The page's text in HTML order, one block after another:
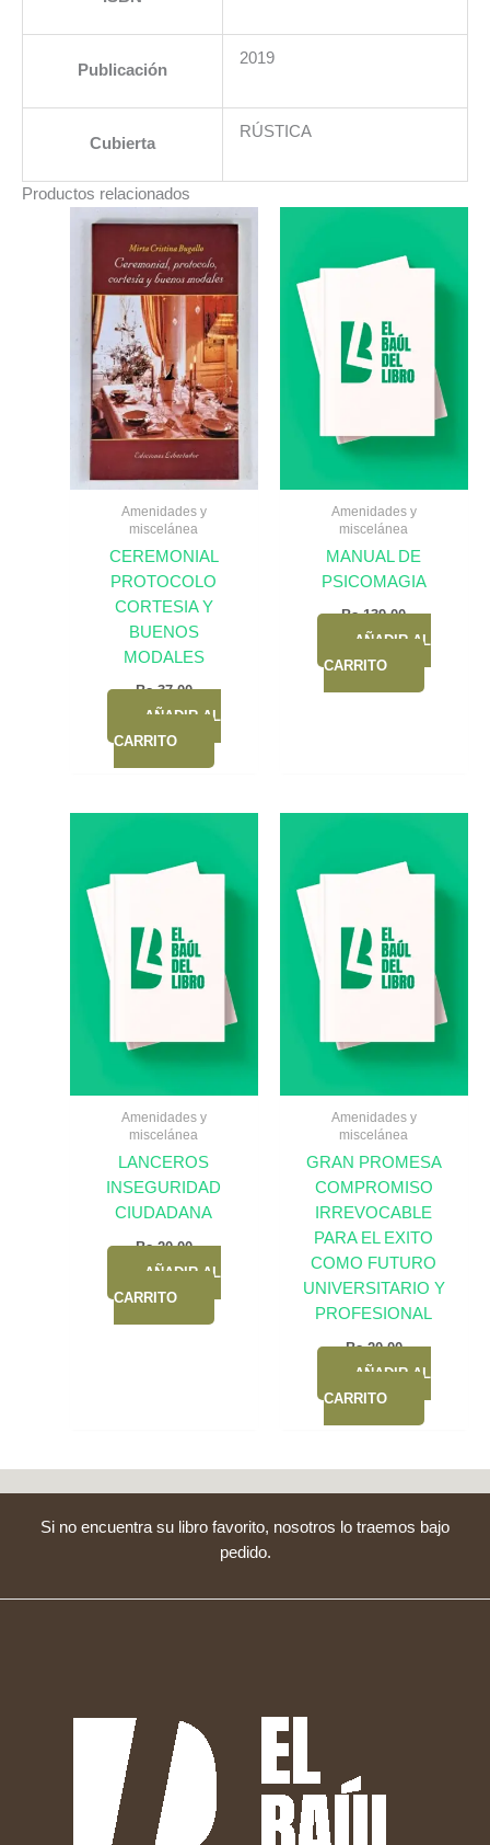
Publicación
2019
Cubierta
RÚSTICA
Productos relacionados
Amenidades y
miscelánea
CEREMONIAL
PROTOCOLO
CORTESIA Y
BUENOS
MODALES
Bs.37,00
AÑADIR AL
CARRITO
Amenidades y
miscelánea
MANUAL DE
PSICOMAGIA
Bs.139,00
AÑADIR AL
CARRITO
Amenidades y
miscelánea
LANCEROS
INSEGURIDAD
CIUDADANA
Bs.20,00
AÑADIR AL
CARRITO
Amenidades y
miscelánea
GRAN PROMESA
COMPROMISO
IRREVOCABLE
PARA EL EXITO
COMO FUTURO
UNIVERSITARIO Y
PROFESIONAL
Bs.20,00
AÑADIR AL
CARRITO
Si no encuentra su libro favorito, nosotros lo traemos bajo
pedido.